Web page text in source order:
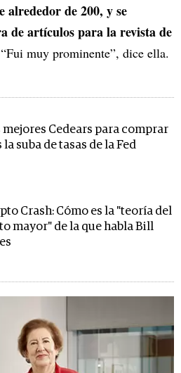
alrededor de 200, y se
de artículos para la revista de
“Fui muy prominente”, dice ella.
mejores Cedears para comprar
la suba de tasas de la Fed
Crash: Cómo es la "teoría del
mayor" de la que habla Bill